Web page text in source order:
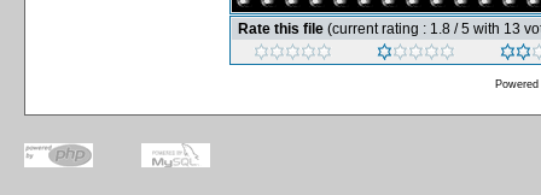
Rate this file (current rating : 1.8 / 5 with 13